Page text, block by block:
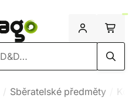
Sběratelské předměty